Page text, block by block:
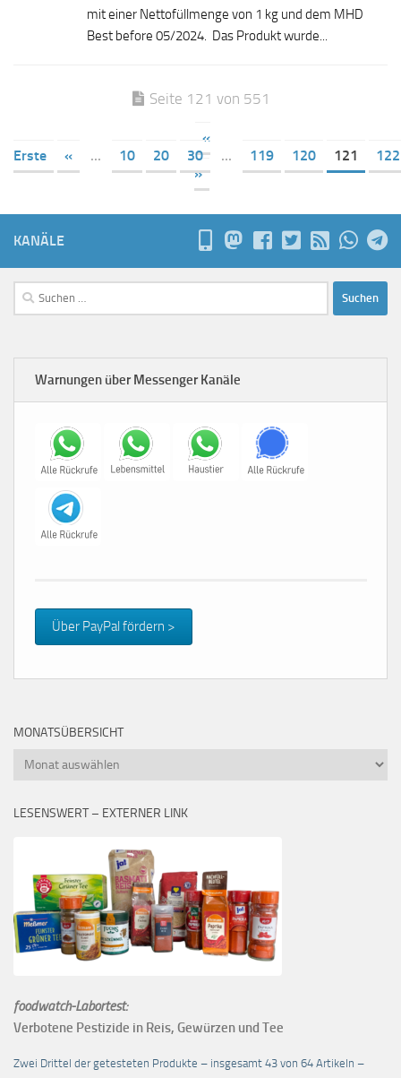
mit einer Nettofüllmenge von 1 kg und dem MHD
Best before 05/2024. Das Produkt wurde...
Seite 121 von 551
«
Erste
« ... 10 20 30 ... 119 120 121
122
»
KANÄLE
Suchen
nach:
Warnungen über Messenger Kanäle
Über PayPal fördern >
MONATSÜBERSICHT
Monatsübersicht
LESENSWERT – EXTERNER LINK
foodwatch-Labortest:
Verbotene Pestizide in Reis, Gewürzen und Tee
Zwei Drittel der getesteten Produkte – insgesamt 43 von 64 Artikeln –